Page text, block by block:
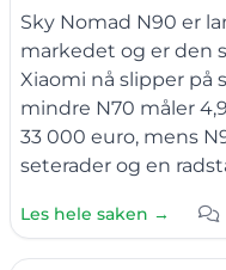
Sky Nomad N90 er
markedet og er den
Xiaomi nå slipper på
mindre N70 måler
33 000 euro, mens
seterader og en
Les hele saken →